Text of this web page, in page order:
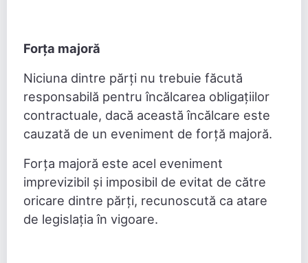
Forța majoră
Niciuna dintre părți nu trebuie făcută
responsabilă pentru încălcarea obligațiilor
contractuale, dacă această încălcare este
cauzată de un eveniment de forță majoră.
Forța majoră este acel eveniment
imprevizibil și imposibil de evitat de către
oricare dintre părți, recunoscută ca atare
de legislația în vigoare.